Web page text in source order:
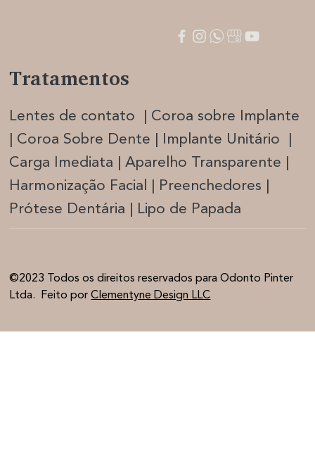
Tratamentos
Lentes de contato | Coroa sobre Implante
| Coroa Sobre Dente | Implante Unitário |
Carga Imediata |Aparelho Transparente |
Harmonização Facial | Preenchedores |
Prótese Dentária | Lipo de Papada
©2023 Todos os direitos reservados para Odonto Pinter
Ltda. Feito porClementyne Design LLC